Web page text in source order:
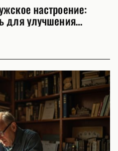
настроение:
для улучшения